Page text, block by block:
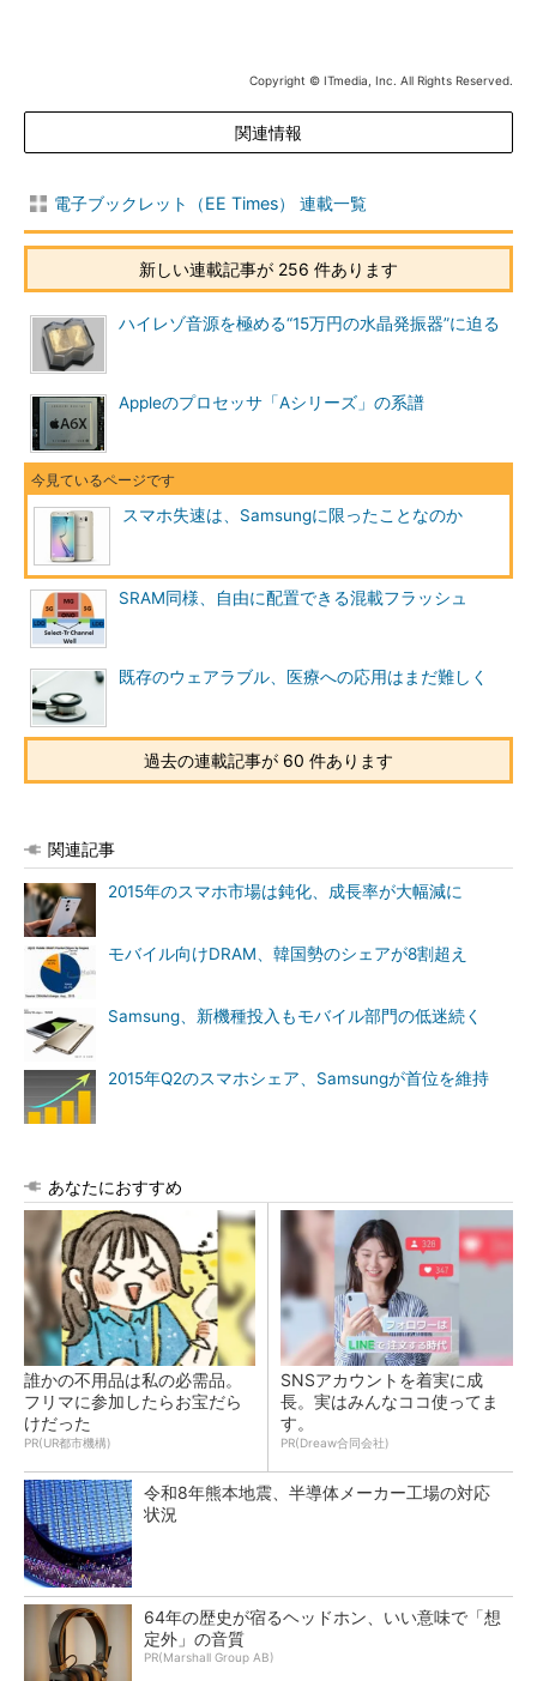
Copyright © ITmedia, Inc. All Rights Reserved.
関連情報
電子ブックレット（EE Times） 連載一覧
新しい連載記事が 256 件あります
ハイレゾ音源を極める“15万円の水晶発振器”に迫る
Appleのプロセッサ「Aシリーズ」の系譜
スマホ失速は、Samsungに限ったことなのか
SRAM同様、自由に配置できる混載フラッシュ
既存のウェアラブル、医療への応用はまだ難しく
過去の連載記事が 60 件あります
関連記事
2015年のスマホ市場は鈍化、成長率が大幅減に
モバイル向けDRAM、韓国勢のシェアが8割超え
Samsung、新機種投入もモバイル部門の低迷続く
2015年Q2のスマホシェア、Samsungが首位を維持
あなたにおすすめ
誰かの不用品は私の必需品。
フリマに参加したらお宝だら
けだった
PR(UR都市機構)
SNSアカウントを着実に成
長。実はみんなココ使ってま
す。
PR(Dreaw合同会社)
令和8年熊本地震、半導体メーカー工場の対応
状況
64年の歴史が宿るヘッドホン、いい意味で「想
定外」の音質
PR(Marshall Group AB)